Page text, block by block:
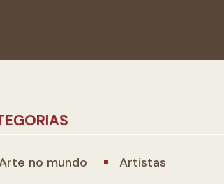
no mundo
Artistas